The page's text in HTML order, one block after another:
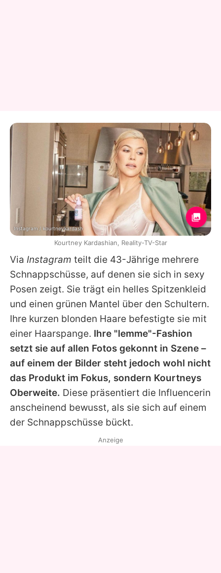
Via Instagram teilt die 43-Jährige mehrere
Schnappschüsse, auf denen sie sich in sexy
Posen zeigt. Sie trägt ein helles Spitzenkleid
und einen grünen Mantel über den Schultern.
Ihre kurzen blonden Haare befestigte sie mit
einer Haarspange. Ihre "lemme"-Fashion
setzt sie auf allen Fotos gekonnt in Szene –
auf einem der Bilder steht jedoch wohl nicht
das Produkt im Fokus, sondern Kourtneys
Oberweite. Diese präsentiert die Influencerin
anscheinend bewusst, als sie sich auf einem
der Schnappschüsse bückt.
Instagram / kourtneykardash
Kourtney Kardashian, Reality-TV-Star
Anzeige